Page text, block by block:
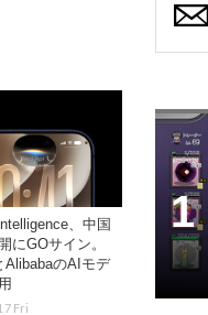
、中国
にGOサイン。
AlibabaのAIモデ
Fri